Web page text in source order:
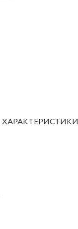
ХАРАКТЕРИСТИКИ